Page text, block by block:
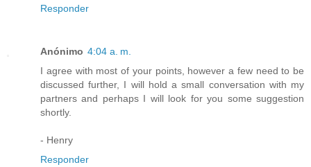
Responder
Anónimo 4:04 a. m.
I agree with most of your points, however a few need to be
discussed further, I will hold a small conversation with my
partners and perhaps I will look for you some suggestion
shortly.
- Henry
Responder